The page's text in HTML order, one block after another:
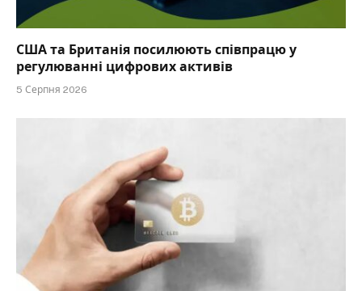
США та Британія посилюють співпрацю у
регулюванні цифрових активів
5 Серпня 2026